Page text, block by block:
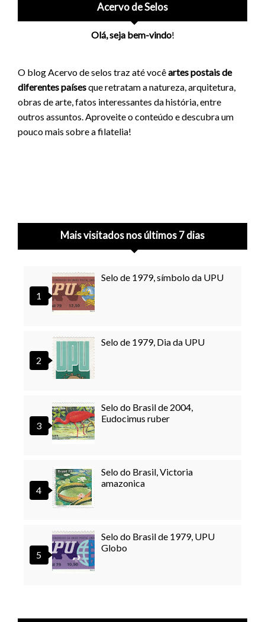
Acervo de Selos
Olá, seja bem-vindo!
O blog Acervo de selos traz até vocêartes postais de
diferentes paísesque retratam a natureza, arquitetura,
obras de arte, fatos interessantes da história, entre
outros assuntos. Aproveite o conteúdo e descubra um
pouco mais sobre a filatelia!
Mais visitados nos últimos 7 dias
Selo de 1979, símbolo da UPU
Selo de 1979, Dia da UPU
Selo do Brasil de 2004,
Eudocimus ruber
Selo do Brasil, Victoria
amazonica
Selo do Brasil de 1979, UPU
Globo